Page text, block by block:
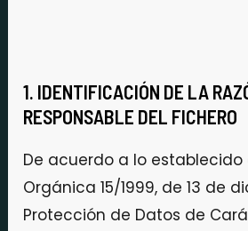
1. IDENTIFICACIÓN DE LA
RESPONSABLE DEL FICHERO
De acuerdo a lo establecido
Orgánica 15/1999, de 13 de
Protección de Datos de